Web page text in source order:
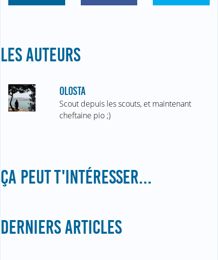
LES AUTEURS
OLOSTA
Scout depuis les scouts, et maintenant
cheftaine pio ;)
ÇA PEUT T'INTÉRESSER...
DERNIERS ARTICLES